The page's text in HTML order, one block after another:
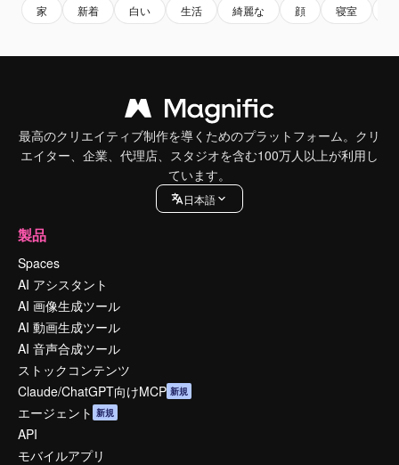
家 新着 白い 生活 綺麗な 顔 寝室
最高のクリエイティブ制作を導くためのプラットフォーム。クリ
エイター、企業、代理店、スタジオを含む100万人以上が利用し
ています。
日本語
製品
Spaces
AI アシスタント
AI 画像生成ツール
AI 動画生成ツール
AI 音声合成ツール
ストックコンテンツ
Claude/ChatGPT向けMCP 新規
エージェント 新規
API
モバイルアプリ